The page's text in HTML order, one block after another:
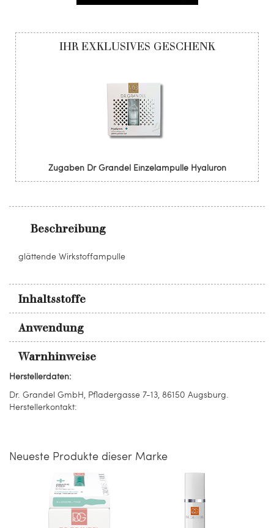
Beschreibung
glättende Wirkstoffampulle
Inhaltsstoffe
Anwendung
Warnhinweise
IHR EXKLUSIVES GESCHENK
Zugaben Dr Grandel Einzelampulle Hyaluron
Herstellerdaten:
Dr. Grandel GmbH, Pfladergasse 7-13, 86150 Augsburg.
Herstellerkontakt:
Neueste Produkte dieser Marke